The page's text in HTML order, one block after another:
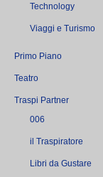
Technology
Viaggi e Turismo
Primo Piano
Teatro
Traspi Partner
006
il Traspiratore
Libri da Gustare